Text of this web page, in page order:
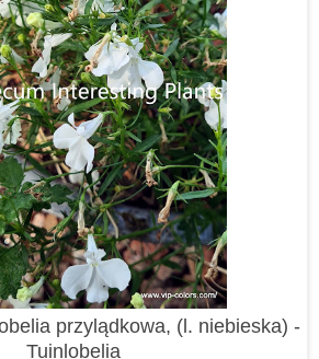
przylądkowa, (l. niebieska) -
Tuinlobelia